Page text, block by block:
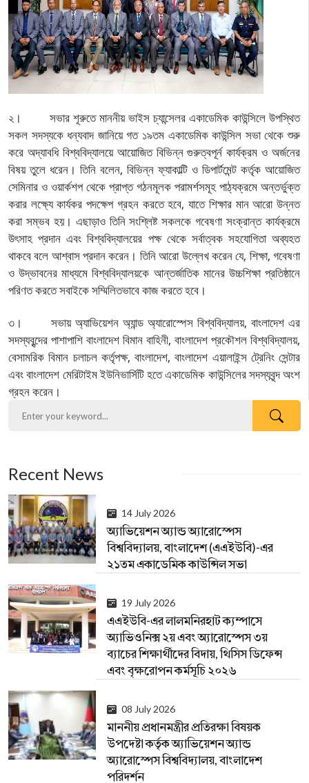
২। সভার শূরুতে মাননীয় ভাইস চ্যান্সেলর একাডেমিক কাউন্সিলে উপস্থিত
সকল সদস্যকে ধন্যবাদ জানিয়ে গত ১৯তম একাডেমিক কাউন্সিল সভা থেকে শুরু
করে অদ্যাবধি বিশ্ববিদ্যালয়ে আয়োজিত বিভিন্ন গুরুত্বপূর্ন কার্যক্রম ও অর্জনের
বিষয় তুলে ধরেন। তিনি বলেন, বিভিন্ন ফ্যাকাল্টি ও ডিপার্টমেন্ট কর্তৃক আয়োজিত
সেমিনার ও ওয়ার্কশপ থেকে প্রাপ্ত গঠনমূলক পরামর্শসমূহ পাঠ্যক্রমে অন্তর্ভুক্ত
করার লক্ষ্যে কার্যকর পদক্ষেপ গ্রহন করতে হবে, যাতে শিক্ষার মান আরো উন্নত
করা সম্ভব হয়। এছাড়াও তিনি সংশ্লিষ্ট সকলকে গবেষণা সংক্রান্ত কার্যক্রমে
উৎসাহ প্রদান এবং বিশ্ববিদ্যালয়ের পক্ষ থেকে সর্বাত্বক সহযোগিতা অব্যহত
থাকবে বলে আশ্বাস প্রদান করেন। তিনি আরো উল্লেখ করেন যে, শিক্ষা, গবেষণা
ও উদ্ভাবনের মাধ্যমে বিশ্ববিদ্যালয়কে আন্তর্জাতিক মানের উচ্চশিক্ষা প্রতিষ্ঠানে
পরিণত করতে সবাইকে সম্মিলিতভাবে কাজ করতে হবে।
৩। সভায় অ্যাভিয়েশন অ্যান্ড অ্যারোস্পেস বিশ্ববিদ্যালয়, বাংলাদেশ এর
সদস্যবৃন্দের পাশাপাশি বাংলাদেশ বিমান বাহিনী, বাংলাদেশ প্রকৌশল বিশ্ববিদ্যালয়,
বেসামরিক বিমান চলাচল কর্তৃপক্ষ, বাংলাদেশ, বাংলাদেশ এয়ালাইন্স ট্রেনিং সেন্টার
এবং বাংলাদেশ মেরিটাইম ইউনিভার্সিটি হতে একাডেমিক কাউন্সিলের সদস্যবৃন্দ অংশ
গ্রহন করেন।
Recent News
14 July 2026
অ্যাভিয়েশন অ্যান্ড অ্যারোস্পেস
বিশ্ববিদ্যালয়, বাংলাদেশ (এএইউবি)-এর
২১তম একাডেমিক কাউন্সিল সভা
19 July 2026
এএইউবি-এর লালমনিরহাট ক্যম্পাসে
অ্যাভিওনিক্স ২য় এবং অ্যারোস্পেস ৩য়
ব্যাচের শিক্ষার্থীদের বিদায়, থিসিস ডিফেন্স
এবং বৃক্ষরোপন কর্মসূচি ২০২৬
08 July 2026
মাননীয় প্রধানমন্ত্রীর প্রতিরক্ষা বিষয়ক
উপদেষ্টা কর্তৃক অ্যাভিয়েশন অ্যান্ড
অ্যারোস্পেস বিশ্ববিদ্যালয়, বাংলাদেশ
পরিদর্শন